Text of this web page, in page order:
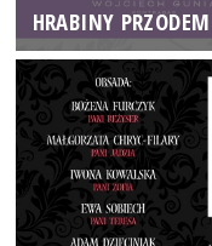
HRABINY PRZODEM